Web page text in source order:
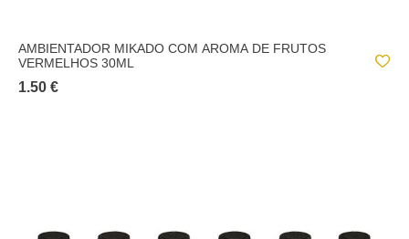
AMBIENTADOR MIKADO COM AROMA DE FRUTOS
VERMELHOS 30ML
1.50 €